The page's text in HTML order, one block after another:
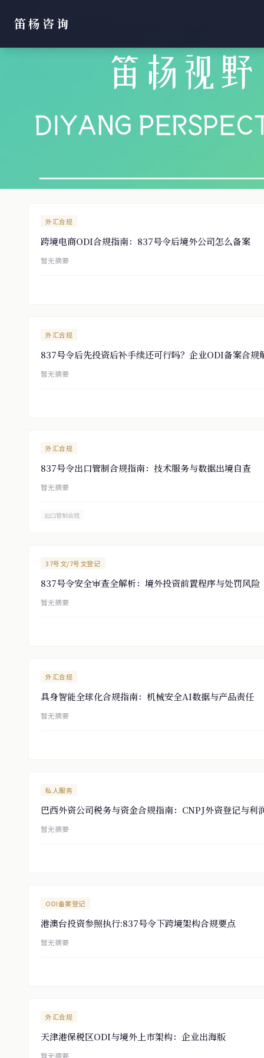
笛杨咨询
外汇合规
跨境电商ODI合规指南：837号令后境外公司怎么备案
暂无摘要
外汇合规
837号令后先投资后补手续还可行吗？企业ODI备案合规
暂无摘要
外汇合规
837号令出口管制合规指南：技术服务与数据出境自查
暂无摘要
出口管制合规
37号文/7号文登记
837号令安全审查全解析：境外投资前置程序与处罚风险
暂无摘要
外汇合规
具身智能全球化合规指南：机械安全AI数据与产品责任
暂无摘要
私人服务
巴西外资公司税务与资金合规指南：CNPJ外资登记与利
暂无摘要
ODI备案登记
港澳台投资参照执行:837号令下跨境架构合规要点
暂无摘要
外汇合规
天津港保税区ODI与境外上市架构：企业出海版
暂无摘要